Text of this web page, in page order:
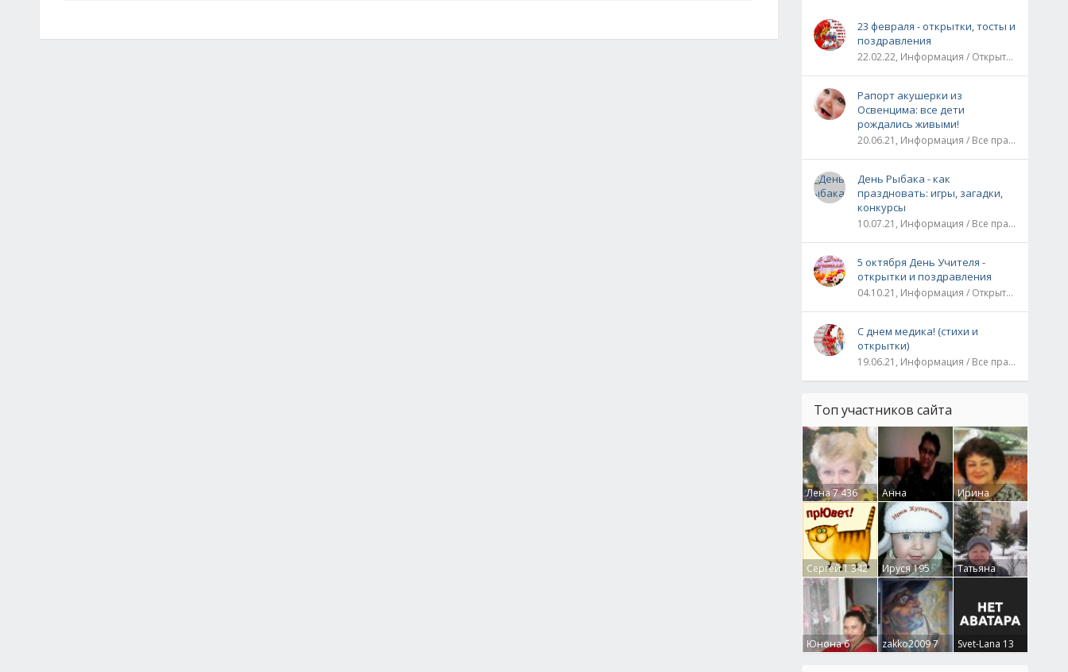
23 февраля - открытки, тосты и
поздравления
22.02.22, Информация / Открытки / Все праздники
Рапорт акушерки из
Освенцима: все дети
рождались живыми!
20.06.21, Информация / Все праздники / Рассказы и истории
День Рыбака - как
праздновать: игры, загадки,
конкурсы
10.07.21, Информация / Все праздники
5 октября День Учителя -
открытки и поздравления
04.10.21, Информация / Открытки / Все праздники
С днем медика! (стихи и
открытки)
19.06.21, Информация / Все праздники
Топ участников сайта
Лена7 436
Анна
Гумлевая0
Ирина
Бруцкая41
Сергей1 342 Ируся195
Татьяна
Крючкова0
Юнона6 zakko20097 Svet-Lana 13